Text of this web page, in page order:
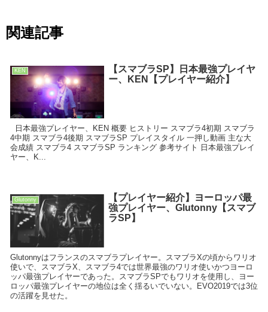
関連記事
KEN
【スマブラSP】日本最強プレイヤ
ー、KEN【プレイヤー紹介】
日本最強プレイヤー、KEN 概要 ヒストリー スマブラ4初期 スマブラ
4中期 スマブラ4後期 スマブラSP プレイスタイル 一押し動画 主な大
会成績 スマブラ4 スマブラSP ランキング 参考サイト 日本最強プレイ
ヤー、K...
Glutonny
【プレイヤー紹介】ヨーロッパ最
強プレイヤー、Glutonny【スマブ
ラSP】
Glutonnyはフランスのスマブラプレイヤー。スマブラXの頃からワリオ
使いで、スマブラX、スマブラ4では世界最強のワリオ使いかつヨーロ
ッパ最強プレイヤーであった。スマブラSPでもワリオを使用し、ヨー
ロッパ最強プレイヤーの地位は全く揺るいでいない。EVO2019では3位
の活躍を見せた。